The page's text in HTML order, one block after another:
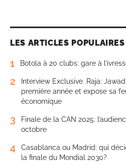
LES ARTICLES POPULAIRES
1 Botola à 20 clubs: gare à
2
Interview Exclusive. Raja:
première année et expose sa
économique
3
Finale de la CAN 2025:
octobre
4
Casablanca ou Madrid: qui
la finale du Mondial 2030?